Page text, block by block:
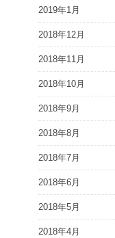
2019年1月
2018年12月
2018年11月
2018年10月
2018年9月
2018年8月
2018年7月
2018年6月
2018年5月
2018年4月